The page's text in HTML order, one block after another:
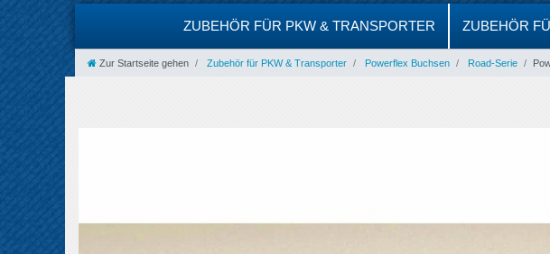
ZUBEHÖR FÜR PKW & TRANSPORTER ZUBEHÖR
Zur Startseite gehen Zubehör für PKW & Transporter Powerflex Buchsen Road-Serie